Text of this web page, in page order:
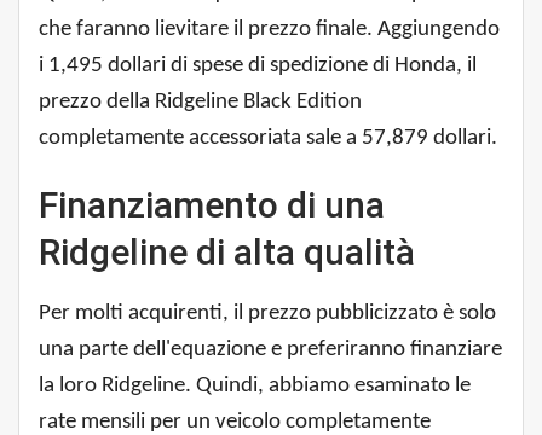
che faranno lievitare il prezzo finale. Aggiungendo
i 1,495 dollari di spese di spedizione di Honda, il
prezzo della Ridgeline Black Edition
completamente accessoriata sale a 57,879 dollari.
Finanziamento di una
Ridgeline di alta qualità
Per molti acquirenti, il prezzo pubblicizzato è solo
una parte dell'equazione e preferiranno finanziare
la loro Ridgeline. Quindi, abbiamo esaminato le
rate mensili per un veicolo completamente